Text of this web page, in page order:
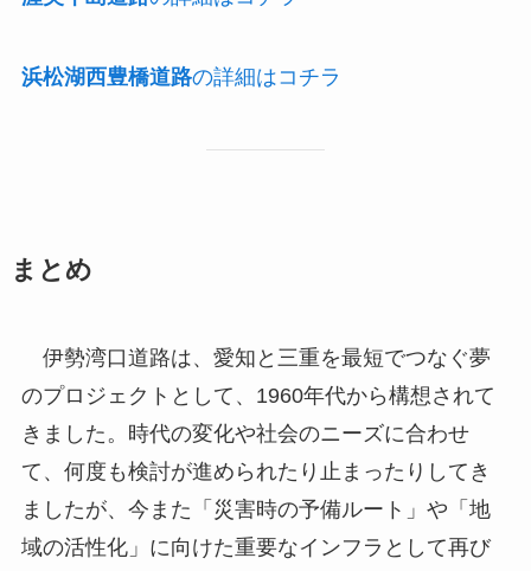
浜松湖西豊橋道路の詳細はコチラ
まとめ
伊勢湾口道路は、愛知と三重を最短でつなぐ夢
のプロジェクトとして、1960年代から構想されて
きました。時代の変化や社会のニーズに合わせ
て、何度も検討が進められたり止まったりしてき
ましたが、今また「災害時の予備ルート」や「地
域の活性化」に向けた重要なインフラとして再び